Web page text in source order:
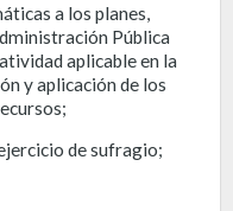
a los planes,
Pública
aplicable en la
y aplicación de los
de sufragio;